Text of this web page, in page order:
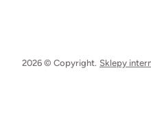
2026 © Copyright. Sklepy